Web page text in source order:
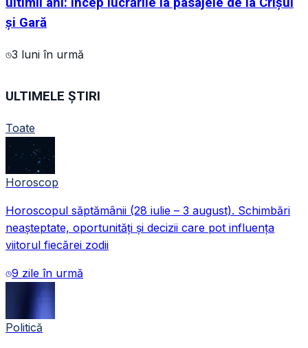
și Gară
3 luni în urmă
ULTIMELE ȘTIRI
Toate
Horoscop
Horoscopul săptămânii (28 iulie – 3 august). Schimbări
neașteptate, oportunități și decizii care pot influența
viitorul fiecărei zodii
9 zile în urmă
Politică